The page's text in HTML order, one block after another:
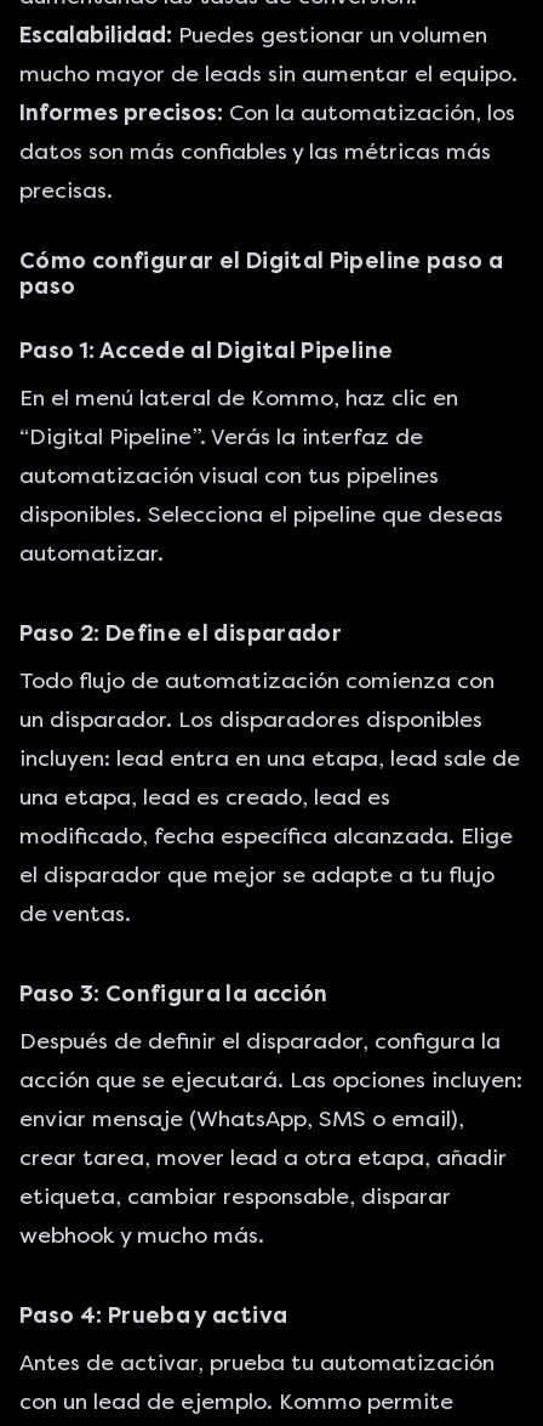
Escalabilidad: Puedes gestionar un volumen
mucho mayor de leads sin aumentar el equipo.
Informes precisos: Con la automatización, los
datos son más confiables y las métricas más
precisas.
Cómo configurar el Digital Pipeline paso a
paso
Paso 1: Accede al Digital Pipeline
En el menú lateral de Kommo, haz clic en
“Digital Pipeline”. Verás la interfaz de
automatización visual con tus pipelines
disponibles. Selecciona el pipeline que deseas
automatizar.
Paso 2: Define el disparador
Todo flujo de automatización comienza con
un disparador. Los disparadores disponibles
incluyen: lead entra en una etapa, lead sale de
una etapa, lead es creado, lead es
modificado, fecha específica alcanzada. Elige
el disparador que mejor se adapte a tu flujo
de ventas.
Paso 3: Configura la acción
Después de definir el disparador, configura la
acción que se ejecutará. Las opciones incluyen:
enviar mensaje (WhatsApp, SMS o email),
crear tarea, mover lead a otra etapa, añadir
etiqueta, cambiar responsable, disparar
webhook y mucho más.
Paso 4: Prueba y activa
Antes de activar, prueba tu automatización
con un lead de ejemplo. Kommo permite